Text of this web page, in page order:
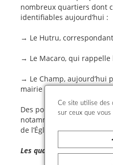
nombreux quartiers dont
identifiables aujourd’hui :
→ Le Hutru,
→ Le Macaro, qui rappelle
→ Le Champ, aujourd’hui
mairie
Des points d’eau et gués
notamment la fontaine de
de l’Église.
Les quartiers en 1719
Ce site utilise des
sur ceux que